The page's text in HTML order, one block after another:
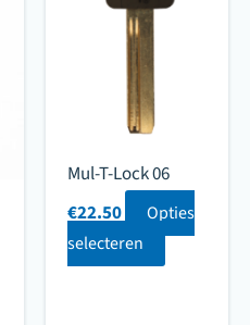
Mul-T-Lock 06
€22.50
Opties
selecteren